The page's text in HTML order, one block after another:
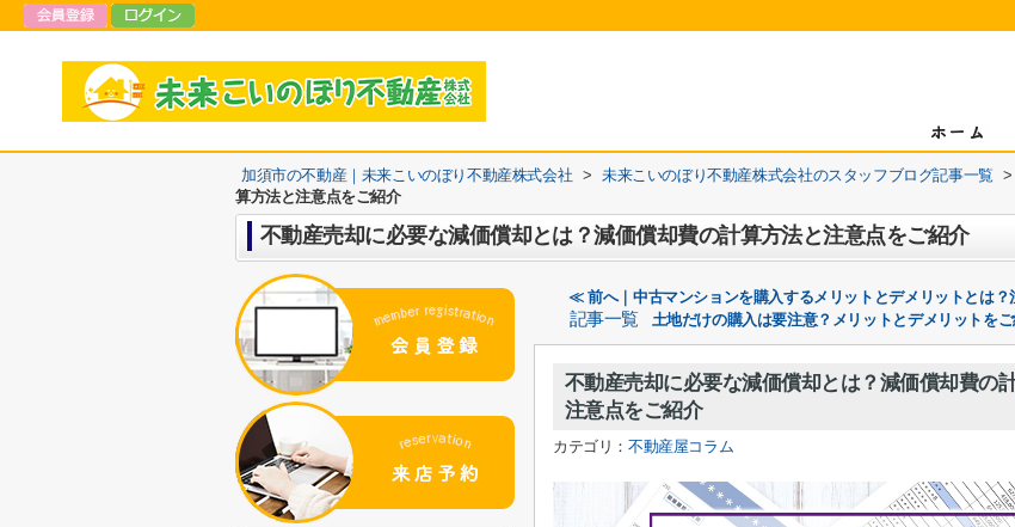
加須市の不動産｜未来こいのぼり不動産株式会社 > 未来こいのぼり不動産株式会社のスタッフブログ記事一覧 >
算方法と注意点をご紹介
不動産売却に必要な減価償却とは？減価償却費の計算方法と注意点をご紹介
≪ 前へ｜中古マンションを購入するメリットとデメリットとは？
記事一覧 土地だけの購入は要注意？メリットとデメリットを
不動産売却に必要な減価償却とは？減価償却費の
注意点をご紹介
カテゴリ：不動産屋コラム